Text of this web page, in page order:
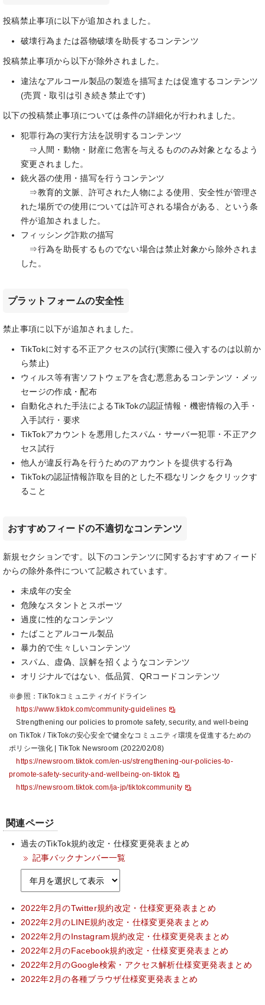
投稿禁止事項に以下が追加されました。
破壊行為または器物破壊を助長するコンテンツ
投稿禁止事項から以下が除外されました。
違法なアルコール製品の製造を描写または促進するコンテンツ
(売買・取引は引き続き禁止です)
以下の投稿禁止事項については条件の詳細化が行われました。
犯罪行為の実行方法を説明するコンテンツ
⇒人間・動物・財産に危害を与えるもののみ対象となるよう
変更されました。
銃火器の使用・描写を行うコンテンツ
⇒教育的文脈、許可された人物による使用、安全性が管理さ
れた場所での使用については許可される場合がある、という条
件が追加されました。
フィッシング詐欺の描写
⇒行為を助長するものでない場合は禁止対象から除外されま
した。
プラットフォームの安全性
禁止事項に以下が追加されました。
TikTokに対する不正アクセスの試行(実際に侵入するのは以前か
ら禁止)
ウィルス等有害ソフトウェアを含む悪意あるコンテンツ・メッ
セージの作成・配布
自動化された手法によるTikTokの認証情報・機密情報の入手・
入手試行・要求
TikTokアカウントを悪用したスパム・サーバー犯罪・不正アク
セス試行
他人が違反行為を行うためのアカウントを提供する行為
TikTokの認証情報詐取を目的とした不穏なリンクをクリックす
ること
おすすめフィードの不適切なコンテンツ
新規セクションです。以下のコンテンツに関するおすすめフィード
からの除外条件について記載されています。
未成年の安全
危険なスタントとスポーツ
過度に性的なコンテンツ
たばことアルコール製品
暴力的で生々しいコンテンツ
スパム、虚偽、誤解を招くようなコンテンツ
オリジナルではない、低品質、QRコードコンテンツ
※参照：TikTokコミュニティガイドライン
https://www.tiktok.com/community-guidelines
Strengthening our policies to promote safety, security, and well-being
on TikTok / TikTokの安心安全で健全なコミュニティ環境を促進するための
ポリシー強化 | TikTok Newsroom (2022/02/08)
https://newsroom.tiktok.com/en-us/strengthening-our-policies-to-
promote-safety-security-and-wellbeing-on-tiktok
https://newsroom.tiktok.com/ja-jp/tiktokcommunity
関連ページ
過去のTikTok規約改定・仕様変更発表まとめ
記事バックナンバー一覧
2022年2月のTwitter規約改定・仕様変更発表まとめ
2022年2月のLINE規約改定・仕様変更発表まとめ
2022年2月のInstagram規約改定・仕様変更発表まとめ
2022年2月のFacebook規約改定・仕様変更発表まとめ
2022年2月のGoogle検索・アクセス解析仕様変更発表まとめ
2022年2月の各種ブラウザ仕様変更発表まとめ